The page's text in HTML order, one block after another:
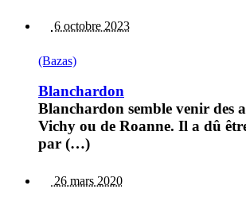
6 octobre 2023
(Bazas)
Blanchardon
Blanchardon semble venir des
Vichy ou de Roanne. Il a dû
par (…)
26 mars 2020